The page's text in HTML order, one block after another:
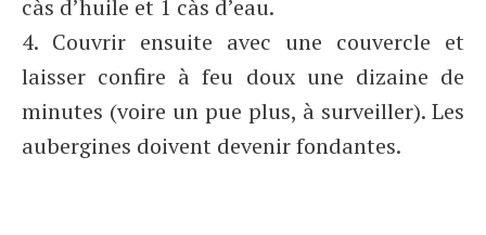
càs d’huile et 1 càs d’eau.
4. Couvrir ensuite avec une couvercle et
laisser confire à feu doux une dizaine de
minutes (voire un pue plus, à surveiller). Les
aubergines doivent devenir fondantes.